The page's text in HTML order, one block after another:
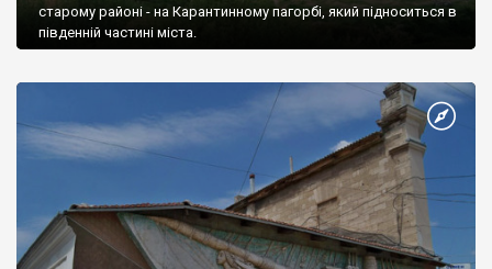
старому районі - на Карантинному пагорбі, який підноситься в
південній частині міста.